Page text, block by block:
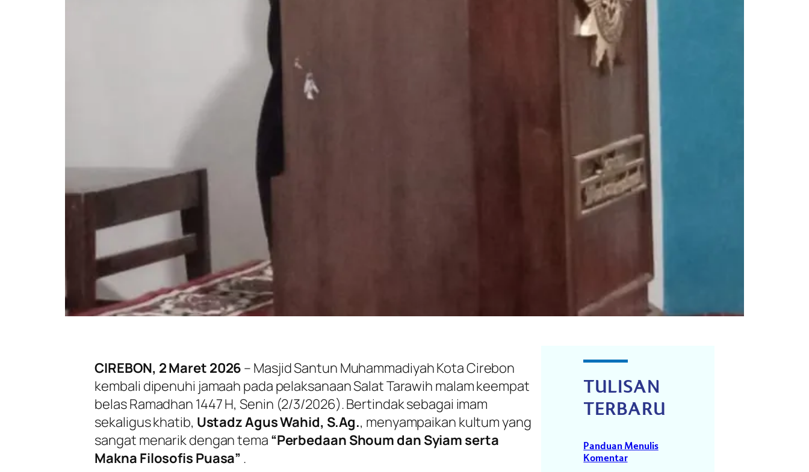
CIREBON, 2 Maret 2026 – Masjid Santun Muhammadiyah Kota Cirebon
kembali dipenuhi jamaah pada pelaksanaan Salat Tarawih malam keempat
belas Ramadhan 1447 H, Senin (2/3/2026). Bertindak sebagai imam
sekaligus khatib, Ustadz Agus Wahid, S.Ag., menyampaikan kultum yang
sangat menarik dengan tema “Perbedaan Shoum dan Syiam serta
Makna Filosofis Puasa” .
TULISAN
TERBARU
Panduan Menulis
Komentar